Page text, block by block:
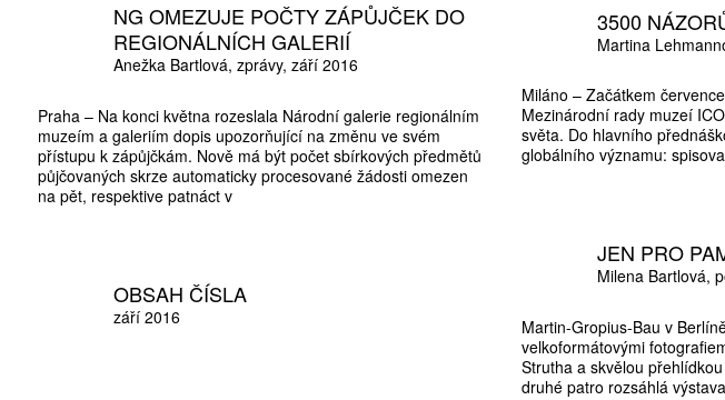
NG OMEZUJE POČTY ZÁPŮJČEK DO
REGIONÁLNÍCH GALERIÍ
Anežka Bartlová zprávy září 2016
Praha – Na konci května rozeslala Národní galerie regionálním
muzeím a galeriím dopis upozorňující na změnu ve svém
přístupu k zápůjčkám. Nově má být počet sbírkových předmětů
půjčovaných skrze automaticky procesované žádosti omezen
na pět, respektive patnáct v
OBSAH ČÍSLA
září 2016
3500
Martina
Miláno – Začátkem
Mezinárodní rady muzeí
světa. Do hlavního
globálního významu:
JEN PRO
Milena Bartlová
Martin-Gropius-Bau v
velkoformátovými
Strutha a skvělou
druhé patro rozsáhlá
10 TIŠTĚNÝCH ČÍSEL
ČLENSKÁ KARTA ARTCARD
KOUPIT PŘEDPLATNÉ